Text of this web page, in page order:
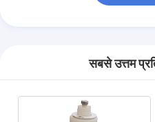
सबसे उत्तम